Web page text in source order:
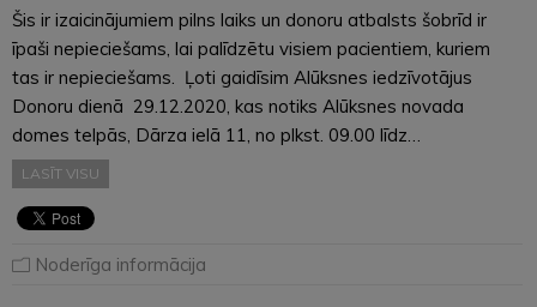
Šis ir izaicinājumiem pilns laiks un donoru atbalsts šobrīd ir
īpaši nepieciešams, lai palīdzētu visiem pacientiem, kuriem
tas ir nepieciešams. Ļoti gaidīsim Alūksnes iedzīvotājus
Donoru dienā 29.12.2020, kas notiks Alūksnes novada
domes telpās, Dārza ielā 11, no plkst. 09.00 līdz…
LASĪT VISU
Noderīga informācija